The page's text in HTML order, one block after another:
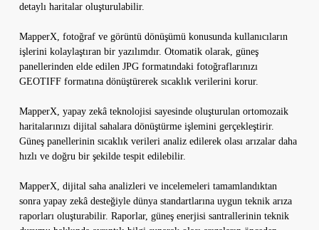
detaylı haritalar oluşturulabilir.
MapperX, fotoğraf ve görüntü dönüşümü konusunda kullanıcıların
işlerini kolaylaştıran bir yazılımdır. Otomatik olarak, güneş
panellerinden elde edilen JPG formatındaki fotoğraflarınızı
GEOTIFF formatına dönüştürerek sıcaklık verilerini korur.
MapperX, yapay zekâ teknolojisi sayesinde oluşturulan ortomozaik
haritalarınızı dijital sahalara dönüştürme işlemini gerçekleştirir.
Güneş panellerinin sıcaklık verileri analiz edilerek olası arızalar daha
hızlı ve doğru bir şekilde tespit edilebilir.
MapperX, dijital saha analizleri ve incelemeleri tamamlandıktan
sonra yapay zekâ desteğiyle dünya standartlarına uygun teknik arıza
raporları oluşturabilir. Raporlar, güneş enerjisi santrallerinin teknik